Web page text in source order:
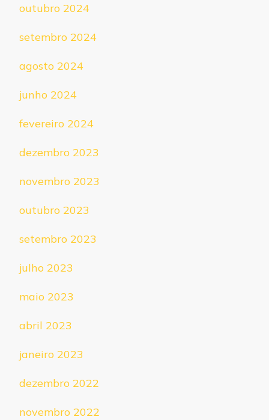
outubro 2024
setembro 2024
agosto 2024
junho 2024
fevereiro 2024
dezembro 2023
novembro 2023
outubro 2023
setembro 2023
julho 2023
maio 2023
abril 2023
janeiro 2023
dezembro 2022
novembro 2022